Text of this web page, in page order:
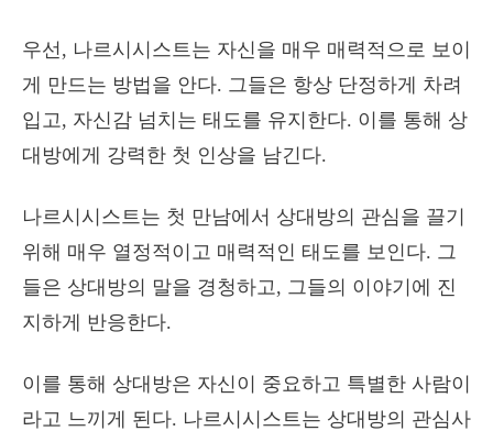
우선, 나르시시스트는 자신을 매우 매력적으로 보이
게 만드는 방법을 안다. 그들은 항상 단정하게 차려
입고, 자신감 넘치는 태도를 유지한다. 이를 통해 상
대방에게 강력한 첫 인상을 남긴다.
나르시시스트는 첫 만남에서 상대방의 관심을 끌기
위해 매우 열정적이고 매력적인 태도를 보인다. 그
들은 상대방의 말을 경청하고, 그들의 이야기에 진
지하게 반응한다.
이를 통해 상대방은 자신이 중요하고 특별한 사람이
라고 느끼게 된다. 나르시시스트는 상대방의 관심사